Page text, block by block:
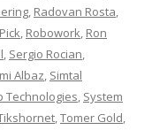
, Radovan Rosta,
, Robowork, Ron
, Sergio Rocian,
Albaz, Simtal
Technologies, System
,Tomer Gold,